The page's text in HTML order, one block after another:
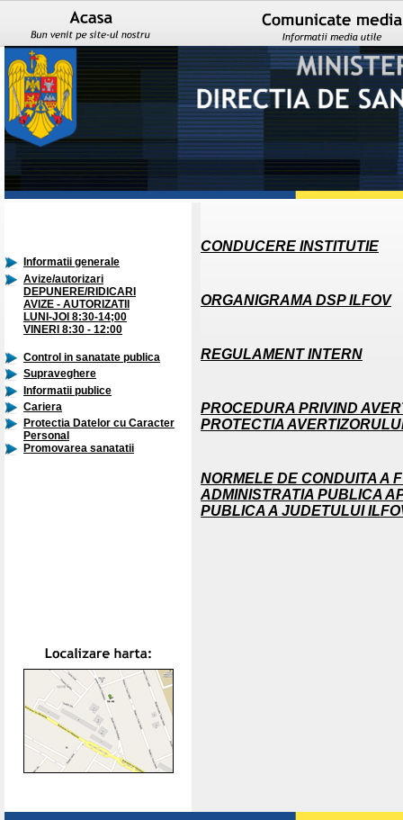
CONDUCERE INSTITUTIE
ORGANIGRAMA DSP ILFOV
REGULAMENT INTERN
PROCEDURA PRIVIND
PROTECTIA
NORMELE DE CONDUITA A
ADMINISTRATIA PUBLICA
PUBLICA A JUDETULUI
Informatii generale
Avize/autorizari
DEPUNERE/RIDICARI
AVIZE - AUTORIZATII
LUNI-JOI 8:30-14;00
VINERI 8:30 - 12:00
Control in sanatate publica
Supraveghere
Informatii publice
Cariera
Protectia Datelor cu Caracter
Personal
Promovarea sanatatii